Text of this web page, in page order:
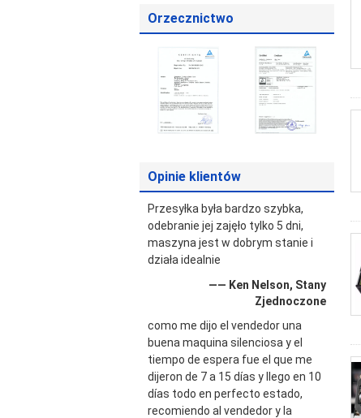
Orzecznictwo
Opinie klientów
Przesyłka była bardzo szybka,
odebranie jej zajęło tylko 5 dni,
maszyna jest w dobrym stanie i
działa idealnie
—— Ken Nelson, Stany
Zjednoczone
como me dijo el vendedor una
buena maquina silenciosa y el
tiempo de espera fue el que me
dijeron de 7 a 15 días y llego en 10
días todo en perfecto estado,
recomiendo al vendedor y la